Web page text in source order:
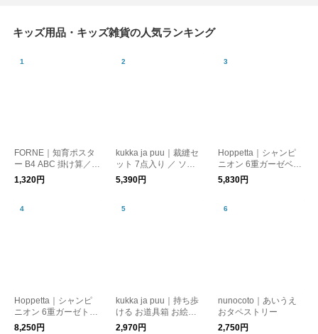
キッズ用品・キッズ雑貨の人気ランキング
FORNE｜知育ポスタ
ー B4 ABC 掛け算／フ
ォルネ 入園入学
1,320円
kukka ja puu｜裁縫セ
ット 7点入り ／ ソー
イングセット 裁縫道
具 小学生 家庭科 裁縫
5,390円
Hoppetta｜シャンピ
ニオン 6重ガーゼベビ
ーケット
5,830円
Hoppetta｜シャンピ
ニオン 6重ガーゼトド
ラーケット
8,250円
kukka ja puu｜持ち歩
ける お道具箱 お絵か
きバッグ
2,970円
nunocoto｜あいうえ
おタペストリー
2,750円